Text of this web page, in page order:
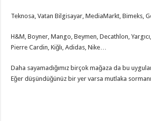
Teknosa, Vatan Bilgisayar, MediaMarkt, Bimeks,
H&M, Boyner, Mango, Beymen, Decathlon,
Pierre Cardin, Kiğlı, Adidas, Nike…
Daha sayamadığımız birçok mağaza da bu
Eğer düşündüğünüz bir yer varsa mutlaka